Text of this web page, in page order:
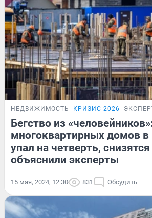
НЕДВИЖИМОСТЬ КРИЗИС-2026
Бегство из
многоквартирных домов в
упал на четверть,
объяснили эксперты
15 мая, 2024, 12:30 831 Обсудить